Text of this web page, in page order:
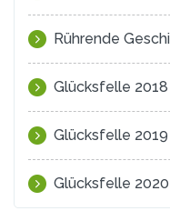
Rührende
Glücksfelle 2018
Glücksfelle 2019
Glücksfelle 2020